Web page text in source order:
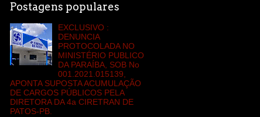
Postagens populares
EXCLUSIVO :
DENUNCIA
PROTOCOLADA NO
MINISTÉRIO PUBLICO
DA PARAÍBA, SOB No
001.2021.015139,
APONTA SUPOSTA ACUMULAÇÃO
DE CARGOS PÚBLICOS PELA
DIRETORA DA 4a CIRETRAN DE
PATOS-PB.